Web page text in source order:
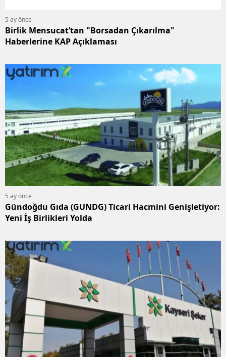
5 ay önce
Birlik Mensucat’tan "Borsadan Çıkarılma"
Haberlerine KAP Açıklaması
5 ay önce
Gündoğdu Gıda (GUNDG) Ticari Hacmini Genişletiyor:
Yeni İş Birlikleri Yolda